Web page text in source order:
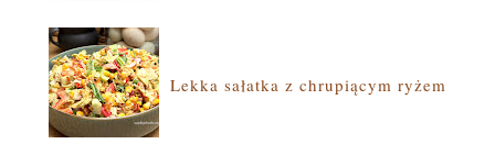
Lekka sałatka z chrupiącym ryżem